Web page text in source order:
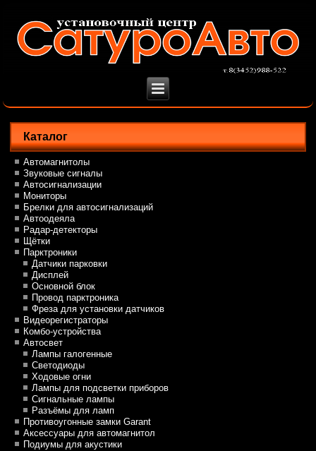
Каталог
Автомагнитолы
Звуковые сигналы
Автосигнализации
Мониторы
Брелки для автосигнализаций
Автоодеяла
Радар-детекторы
Щётки
Парктроники
Датчики парковки
Дисплей
Основной блок
Провод парктроника
Фреза для установки датчиков
Видеорегистраторы
Комбо-устройства
Автосвет
Лампы галогенные
Светодиоды
Ходовые огни
Лампы для подсветки приборов
Сигнальные лампы
Разъёмы для ламп
Противоугонные замки Garant
Аксессуары для автомагнитол
Подиумы для акустики